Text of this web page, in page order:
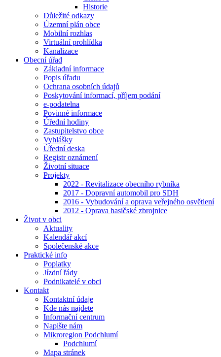
Historie
Důležité odkazy
Územní plán obce
Mobilní rozhlas
Virtuální prohlídka
Kanalizace
Obecní úřad
Základní informace
Popis úřadu
Ochrana osobních údajů
Poskytování informací, příjem podání
e-podatelna
Povinné informace
Úřední hodiny
Zastupitelstvo obce
Vyhlášky
Úřední deska
Registr oznámení
Životní situace
Projekty
2022 - Revitalizace obecního rybníka
2017 - Dopravní automobil pro SDH
2016 - Vybudování a oprava veřejného osvětlení
2012 - Oprava hasičské zbrojnice
Život v obci
Aktuality
Kalendář akcí
Společenské akce
Praktické info
Poplatky
Jízdní řády
Podnikatelé v obci
Kontakt
Kontaktní údaje
Kde nás najdete
Informační centrum
Napište nám
Mikroregion Podchlumí
Podchlumí
Mapa stránek